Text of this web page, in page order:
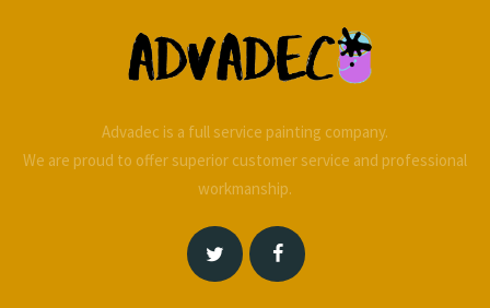
Advadec is a full service painting company.
We are proud to offer superior customer service and professional
workmanship.